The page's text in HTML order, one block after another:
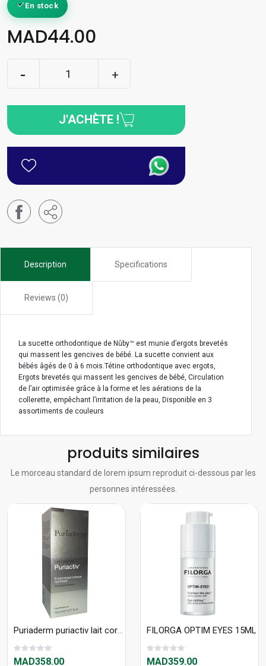
En stock
MAD44.00
J'ACHÈTE !
Description Specifications
Reviews (0)
La sucette orthodontique de Nûby™ est munie d’ergots brevetés
qui massent les gencives de bébé. La sucette convient aux
bébés âgés de 0 à 6 mois.Tétine orthodontique avec ergots,
Ergots brevetés qui massent les gencives de bébé, Circulation
de l’air optimisée grâce à la forme et les aérations de la
collerette, empêchant l’irritation de la peau, Disponible en 3
assortiments de couleurs
produits similaires
Le morceau standard de lorem ipsum reproduit ci-dessous par les
personnes intéressées.
Puriaderm puriactiv lait corporel éclaircissant intense hydratant 150 ml
MAD358.00
FILORGA OPTIM EYES 15ML
MAD359.00